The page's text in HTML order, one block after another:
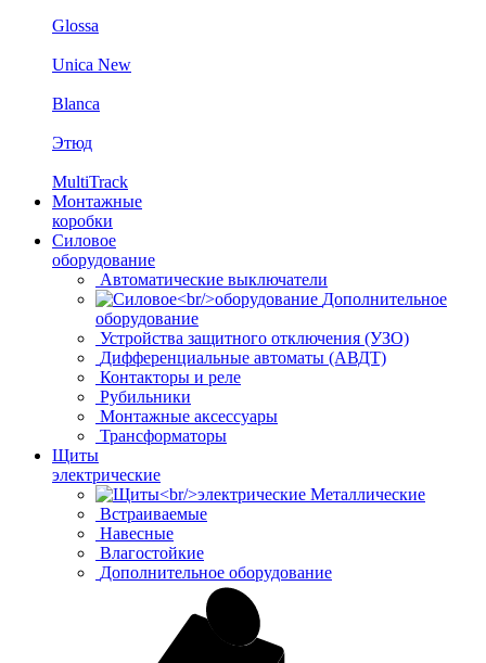
Glossa
Unica New
Blanca
Этюд
MultiTrack
Монтажные
коробки
Силовое
оборудование
Автоматические выключатели
Дополнительное
оборудование
Устройства защитного отключения (УЗО)
Дифференциальные автоматы (АВДТ)
Контакторы и реле
Рубильники
Монтажные аксессуары
Трансформаторы
Щиты
электрические
Металлические
Встраиваемые
Навесные
Влагостойкие
Дополнительное оборудование